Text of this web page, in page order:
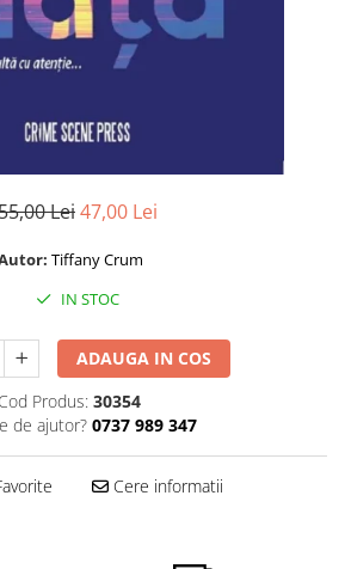
Lei47,00 Lei
Tiffany Crum
IN STOC
ADAUGA IN COS
Cod Produs: 30354
de ajutor? 0737 989 347
Cere informatii